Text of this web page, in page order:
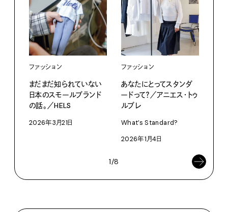
ファッション
まだまだ知られていない
日本のスモールブランド
の話。／HELS
2026年3月21日
ファッション
あなたにとってスタンダ
ードって？／アニエス・トゥ
ルブレ
What’s Standard?
2026年1月4日
1/8